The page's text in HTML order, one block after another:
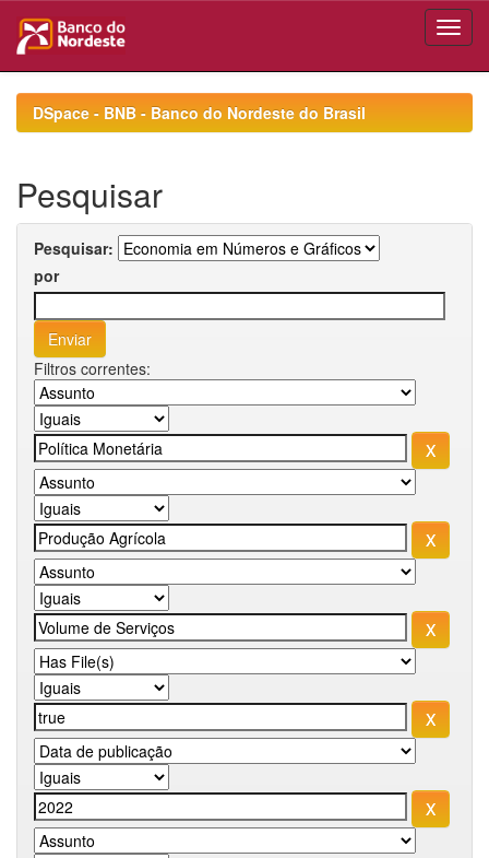
navigationDSpace - BNB - Banco do Nordeste do Brasil
Pesquisar
Pesquisar:
por
Filtros correntes: